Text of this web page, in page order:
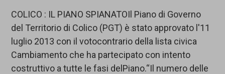
COLICO : IL PIANO SPIANATOIl Piano di Governo
del Territorio di Colico (PGT) è stato approvato l'11
luglio 2013 con il votocontrario della lista civica
Cambiamento che ha partecipato con intento
costruttivo a tutte le fasi delPiano.“Il numero delle